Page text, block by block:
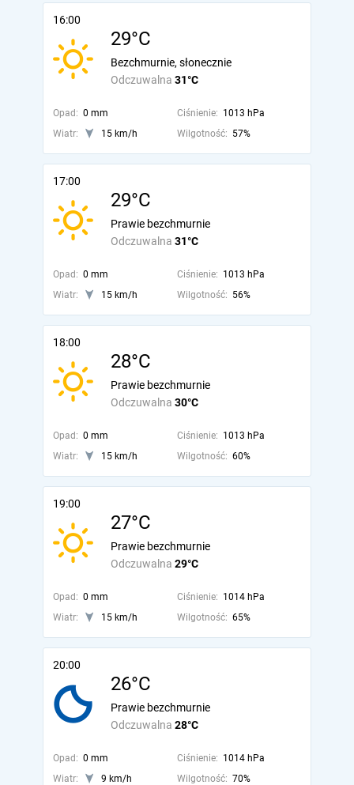
16:00
29°C
Odczuwalna 31°C
Bezchmurnie, słonecznie
Opad: 0 mm Ciśnienie: 1013 hPa
Wiatr:
15 km/h Wilgotność: 57%
17:00
29°C
Odczuwalna 31°C
Prawie bezchmurnie
Opad: 0 mm Ciśnienie: 1013 hPa
Wiatr:
15 km/h Wilgotność: 56%
18:00
28°C
Odczuwalna 30°C
Prawie bezchmurnie
Opad: 0 mm Ciśnienie: 1013 hPa
Wiatr:
15 km/h Wilgotność: 60%
19:00
27°C
Odczuwalna 29°C
Prawie bezchmurnie
Opad: 0 mm Ciśnienie: 1014 hPa
Wiatr:
15 km/h Wilgotność: 65%
20:00
26°C
Odczuwalna 28°C
Prawie bezchmurnie
Opad: 0 mm Ciśnienie: 1014 hPa
Wiatr:
9 km/h Wilgotność: 70%